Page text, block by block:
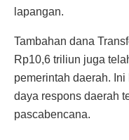
lapangan.
Tambahan dana
Rp10,6 triliun juga
pemerintah daerah.
daya respons daerah
pascabencana.